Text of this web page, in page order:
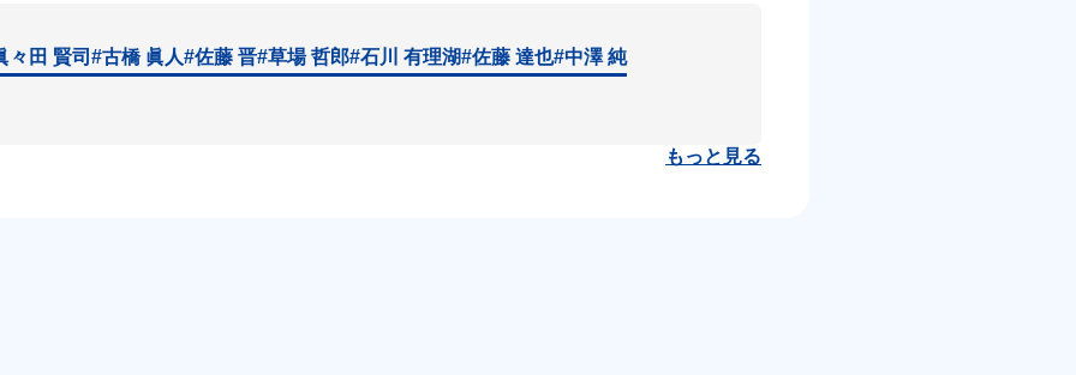
々田 賢司 #古橋 眞人#佐藤 晋#草場 哲郎#石川 有理湖#佐藤 達也#中澤 純
もっと見る